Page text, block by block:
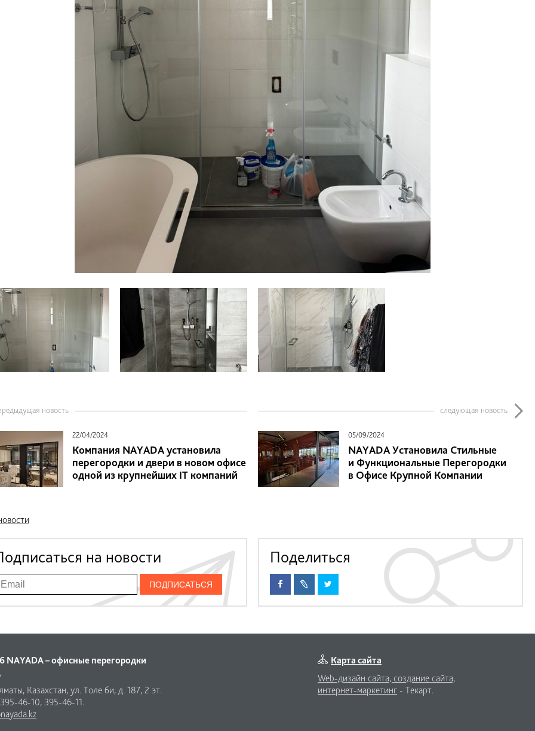
новость
22/04/2024
Компания NAYADA установила
перегородки и двери в новом офисе
одной из крупнейших IT компаний
следующая новость
05/09/2024
NAYADA Установила Стильные
и Функциональные Перегородки
в Офисе Крупной Компании
на новости Поделиться
NAYADA – офисные перегородки
Казахстан, ул. Толе би, д. 187, 2 эт.
46-10, 395-46-11.
Карта сайта
Web-дизайн сайта, создание сайта,
интернет-маркетинг - Текарт.